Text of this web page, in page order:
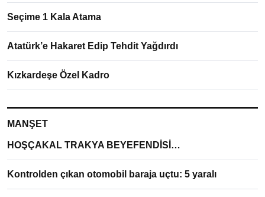
Seçime 1 Kala Atama
Atatürk’e Hakaret Edip Tehdit Yağdırdı
Kızkardeşe Özel Kadro
MANŞET
HOŞÇAKAL TRAKYA BEYEFENDİSİ…
Kontrolden çıkan otomobil baraja uçtu: 5 yaralı